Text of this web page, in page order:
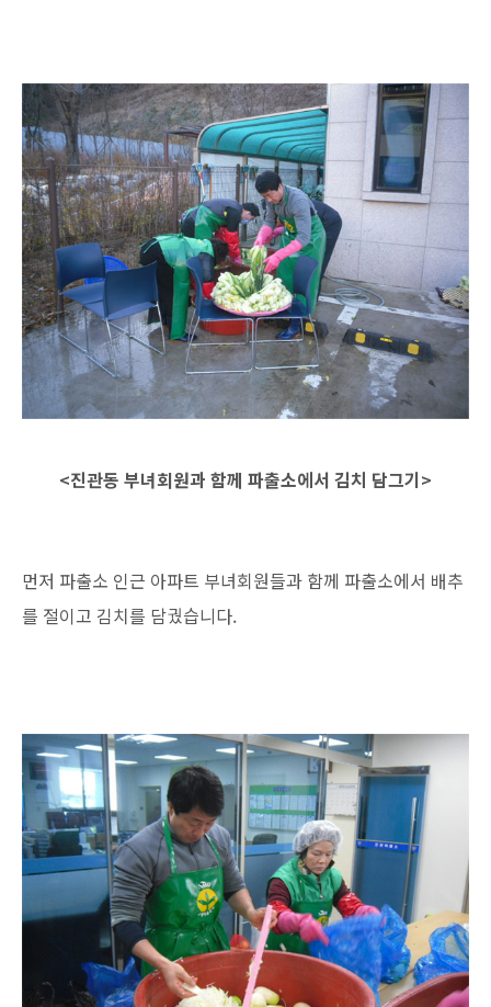
<진관동 부녀회원과 함께 파출소에서 김치 담그기>
먼저 파출소 인근 아파트 부녀회원들과 함께 파출소에서 배추
를 절이고 김치를 담궜습니다.